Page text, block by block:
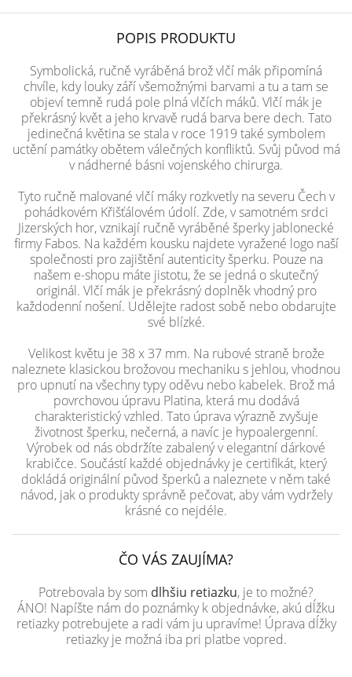
POPIS PRODUKTU
Symbolická, ručně vyráběná brož vlčí mák připomíná
chvíle, kdy louky září všemožnými barvami a tu a tam se
objeví temně rudá pole plná vlčích máků. Vlčí mák je
překrásný květ a jeho krvavě rudá barva bere dech. Tato
jedinečná květina se stala v roce 1919 také symbolem
uctění památky obětem válečných konfliktů. Svůj původ má
v nádherné básni vojenského chirurga.
Tyto ručně malované vlčí máky rozkvetly na severu Čech v
pohádkovém Křišťálovém údolí. Zde, v samotném srdci
Jizerských hor, vznikají ručně vyráběné šperky jablonecké
firmy Fabos. Na každém kousku najdete vyražené logo naší
společnosti pro zajištění autenticity šperku. Pouze na
našem e-shopu máte jistotu, že se jedná o skutečný
originál. Vlčí mák je překrásný doplněk vhodný pro
každodenní nošení. Udělejte radost sobě nebo obdarujte
své blízké.
Velikost květu je 38 x 37 mm. Na rubové straně brože
naleznete klasickou brožovou mechaniku s jehlou, vhodnou
pro upnutí na všechny typy oděvu nebo kabelek. Brož má
povrchovou úpravu Platina, která mu dodává
charakteristický vzhled. Tato úprava výrazně zvyšuje
životnost šperku, nečerná, a navíc je hypoalergenní.
Výrobek od nás obdržíte zabalený v elegantní dárkové
krabičce. Součástí každé objednávky je certifikát, který
dokládá originální původ šperků a naleznete v něm také
návod, jak o produkty správně pečovat, aby vám vydržely
krásné co nejdéle.
ČO VÁS ZAUJÍMA?
Potrebovala by som dlhšiu retiazku, je to možné?
ÁNO! Napíšte nám do poznámky k objednávke, akú dĺžku
retiazky potrebujete a radi vám ju upravíme! Úprava dĺžky
retiazky je možná iba pri platbe vopred.